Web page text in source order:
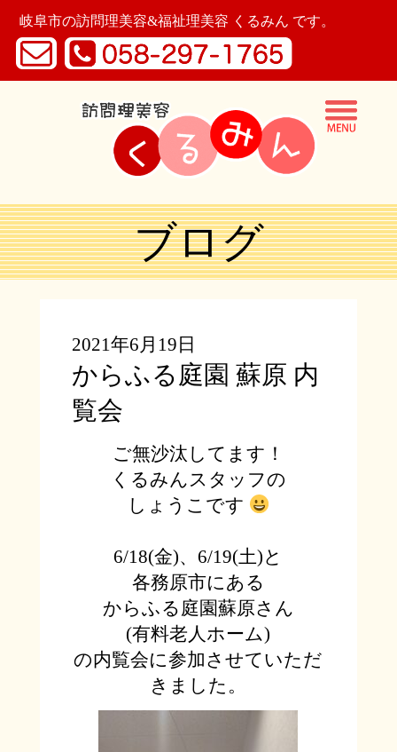
岐阜市の訪問理美容&福祉理美容 くるみん です。
ブログ
2021年6月19日
からふる庭園 蘇原 内
覧会
ご無沙汰してます！
くるみんスタッフの
しょうこです
6/18(金)、 6/19(土)と
各務原市にある
からふる庭園蘇原さん
(有料老人ホーム)
の内覧会に参加させていただ
きました。